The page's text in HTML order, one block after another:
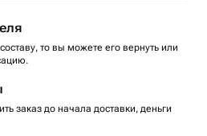
то вы можете его вернуть или
заказ до начала доставки, деньги